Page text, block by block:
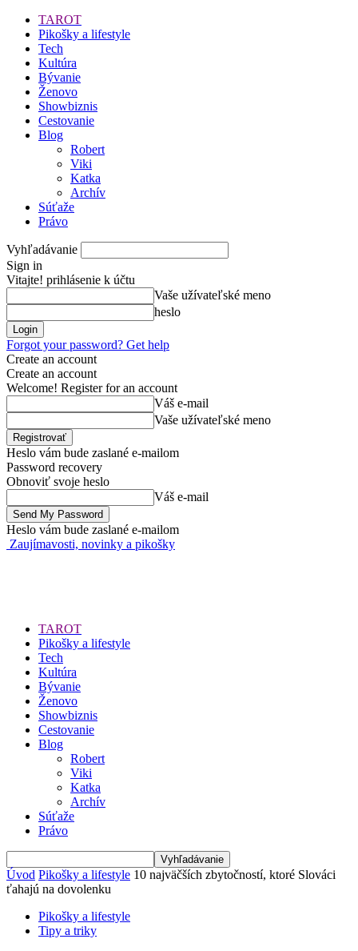
TAROT
Pikošky a lifestyle
Tech
Kultúra
Bývanie
Ženovo
Showbiznis
Cestovanie
Blog
Robert
Viki
Katka
Archív
Súťaže
Právo
Vyhľadávanie
Sign in
Vitajte! prihlásenie k účtu
Vaše užívateľské meno
heslo
Forgot your password? Get help
Create an account
Create an account
Welcome! Register for an account
Váš e-mail
Vaše užívateľské meno
Heslo vám bude zaslané e-mailom
Password recovery
Obnoviť svoje heslo
Váš e-mail
Heslo vám bude zaslané e-mailom
Zaujímavosti, novinky a pikošky
TAROT
Pikošky a lifestyle
Tech
Kultúra
Bývanie
Ženovo
Showbiznis
Cestovanie
Blog
Robert
Viki
Katka
Archív
Súťaže
Právo
Úvod Pikošky a lifestyle 10 najväčších zbytočností, ktoré Slováci
ťahajú na dovolenku
Pikošky a lifestyle
Tipy a triky